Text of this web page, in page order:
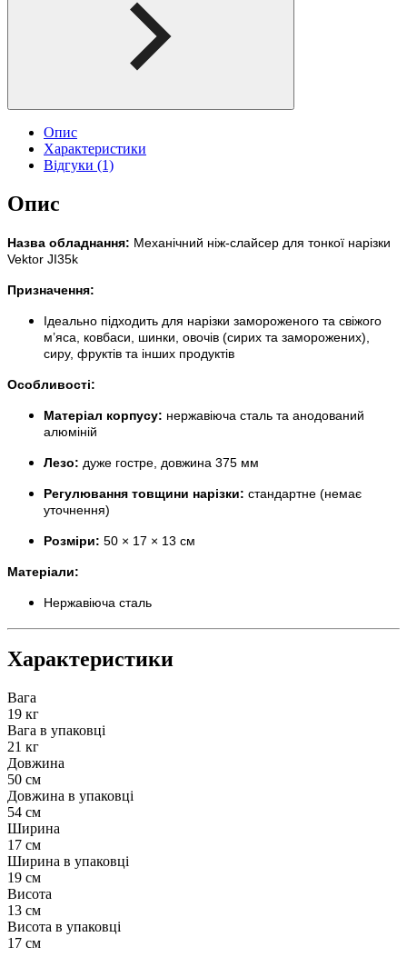
Опис
Характеристики
Відгуки (1)
Опис
Назва обладнання: Механічний ніж-слайсер для тонкої нарізки
Vektor JI35k
Призначення:
Ідеально підходить для нарізки замороженого та свіжого
м’яса, ковбаси, шинки, овочів (сирих та заморожених),
сиру, фруктів та інших продуктів
Особливості:
Матеріал корпусу: нержавіюча сталь та анодований
алюміній
Лезо: дуже гостре, довжина 375 мм
Регулювання товщини нарізки: стандартне (немає
уточнення)
Розміри: 50 × 17 × 13 см
Матеріали:
Нержавіюча сталь
Характеристики
Вага
19 кг
Вага в упаковці
21 кг
Довжина
50 см
Довжина в упаковці
54 см
Ширина
17 см
Ширина в упаковці
19 см
Висота
13 см
Висота в упаковці
17 см